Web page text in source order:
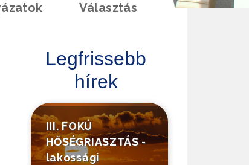
Választás
Legfrissebb
hírek
III. FOKÚ
HŐSÉGRIASZTÁS -
lakossági